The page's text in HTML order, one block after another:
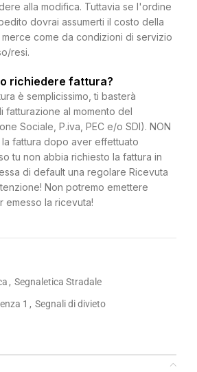
alla modifica. Tuttavia se l'ordine
dovrai assumerti il costo della
come da condizioni di servizio
resi.
richiedere fattura?
è semplicissimo, ti basterà
fatturazione al momento del
Sociale, P.iva, PEC e/o SDI). NON
fattura dopo aver effettuato
tu non abbia richiesto la fattura in
di default una regolare Ricevuta
Non potremo emettere
emesso la ricevuta!
, Segnaletica Stradale
1 , Segnali di divieto